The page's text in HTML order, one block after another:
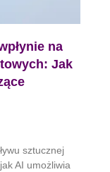
na
Jak
sztucznej
AI umożliwia